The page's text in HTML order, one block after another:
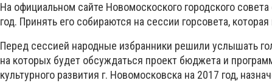
На официальном сайте Новомоскоского городского совета
год. Принять его собираются на сессии горсовета,
Перед сессией народные избранники решили услышать
на которых будет обсуждаться проект бюджета и
культурного развития г. Новомосковска на 2017 год,